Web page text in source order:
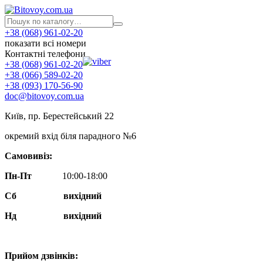
+38 (068) 961-02-20
показати всі номери
Контактні телефони
+38 (068) 961-02-20
+38 (066) 589-02-20
+38 (093) 170-56-90
doc@bitovoy.com.ua
Київ, пр. Берестейський 22
окремий вхід біля парадного №6
Самовивіз:
Пн-Пт
10:00-18:00
Сб
вихідний
Нд
вихідний
Прийом дзвінків: